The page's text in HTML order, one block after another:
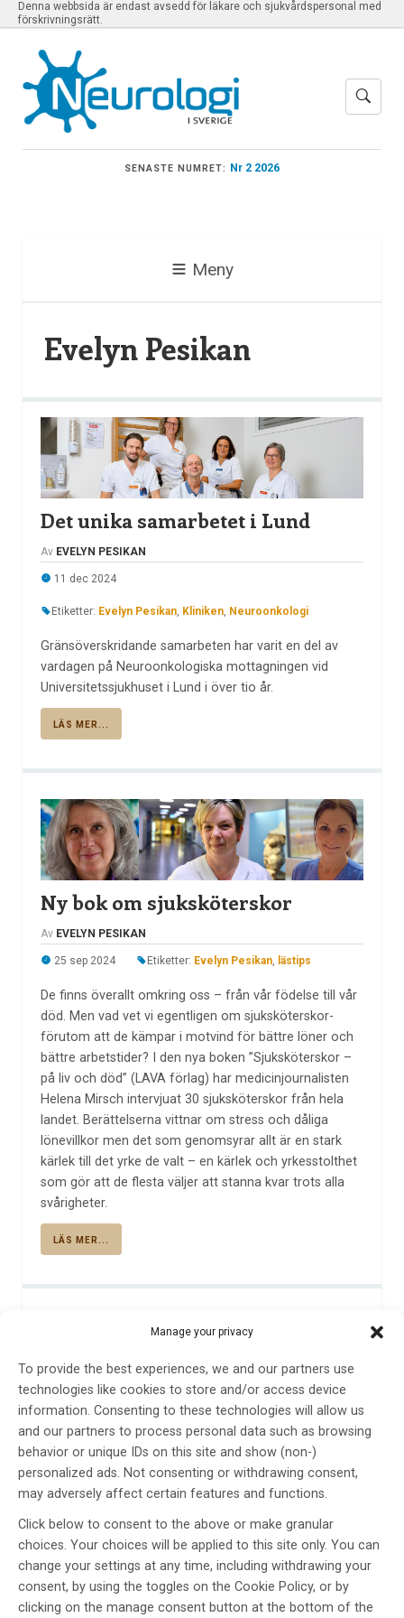
Manage your privacy
To provide the best experiences, we and our partners use
technologies like cookies to store and/or access device
information. Consenting to these technologies will allow us
and our partners to process personal data such as browsing
behavior or unique IDs on this site and show (non-)
personalized ads. Not consenting or withdrawing consent,
may adversely affect certain features and functions.
Click below to consent to the above or make granular
choices. Your choices will be applied to this site only. You can
change your settings at any time, including withdrawing your
consent, by using the toggles on the Cookie Policy, or by
clicking on the manage consent button at the bottom of the
Denna webbsida är endast avsedd för läkare och sjukvårdspersonal med
förskrivningsrätt.
SENASTE NUMRET: Nr 2 2026
Meny
Evelyn Pesikan
Det unika samarbetet i Lund
Av EVELYN PESIKAN
11 dec 2024
Etiketter: Evelyn Pesikan, Kliniken, Neuroonkologi
Gränsöverskridande samarbeten har varit en del av
vardagen på Neuroonkologiska mottagningen vid
Universitetssjukhuset i Lund i över tio år.
LÄS MER...
Ny bok om sjuksköterskor
Av EVELYN PESIKAN
25 sep 2024 Etiketter: Evelyn Pesikan, lästips
De finns överallt omkring oss – från vår födelse till vår
död. Men vad vet vi egentligen om sjuksköterskor-
förutom att de kämpar i motvind för bättre löner och
bättre arbetstider? I den nya boken ”Sjuksköterskor –
på liv och död” (LAVA förlag) har medicinjournalisten
Helena Mirsch intervjuat 30 sjuksköterskor från hela
landet. Berättelserna vittnar om stress och dåliga
lönevillkor men det som genomsyrar allt är en stark
kärlek till det yrke de valt – en kärlek och yrkesstolthet
som gör att de flesta väljer att stanna kvar trots alla
svårigheter.
LÄS MER...
En tuff vardag för neurologin i
Halmstad
AvEVELYN PESIKAN
2 maj 2024
För sju år sedan hade man 24 vårdplatser, god
sjuksköterskebemanning och en välfungerande öppen-
och slutenvård. Idag är matematiken inom sektionen